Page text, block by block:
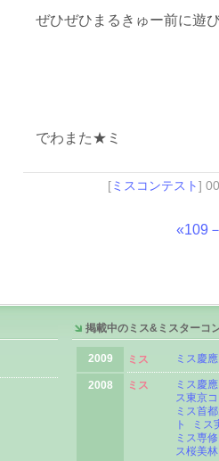
ぜひぜひまるきゅー前に遊
でわまた★ミ
[ミスコンテスト]
«109
掲載中のミス&ミスターコ
2009 ミス ミス慶
2008 ミス
ミス慶
ス東京
ミス首
ト
ミス
ミス専
ス桜美